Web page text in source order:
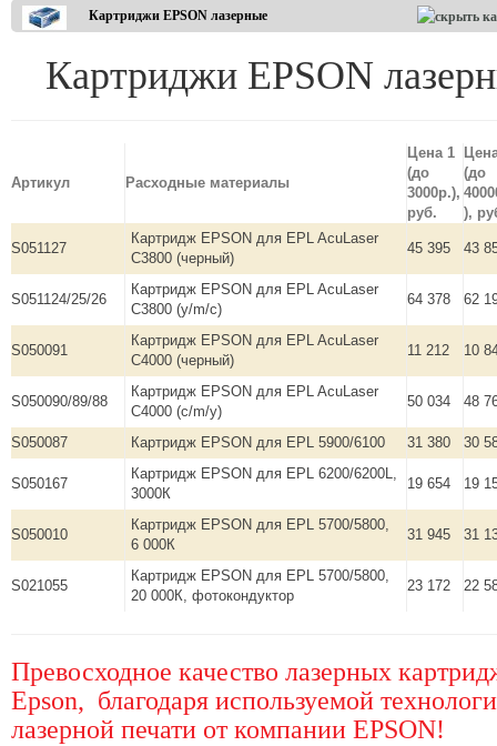
Картриджи EPSON лазерные
Картриджи EPSON
Артикул Расходные материалы
Цена 1
(до
3000р.),
руб.
(до
),
S051127
Картридж EPSON для EPL AcuLaser
C3800 (черный)
45 395 43
S051124/25/26
Картридж EPSON для EPL AcuLaser
C3800 (y/m/c)
64 378 62
S050091
Картридж EPSON для EPL AcuLaser
C4000 (черный)
11 212 10
S050090/89/88
Картридж EPSON для EPL AcuLaser
C4000 (c/m/y)
50 034 48
S050087 Картридж EPSON для EPL 5900/6100 31 380 30
S050167
Картридж EPSON для EPL 6200/6200L,
3000К
19 654 19
S050010
Картридж EPSON для EPL 5700/5800,
6 000К
31 945 31
S021055
Картридж EPSON для EPL 5700/5800,
20 000К, фотокондуктор
23 172 22
Превосходное качество лазерных
Epson, благодаря используемой
лазерной печати от компании EPSON!